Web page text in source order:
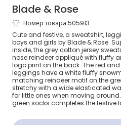
Blade & Rose
Серо-красный
легинсами
Номер товара 505913
Cute and festive, a sweatshirt,
boys and girls by Blade & Rose.
inside, the grey cotton jersey
nose reindeer appliqué with fluffy
logo print on the back. The red
leggings have a white fluffy
matching reindeer motif on the
stretchy with a wide elasticated
for little ones when moving
green socks completes the festive